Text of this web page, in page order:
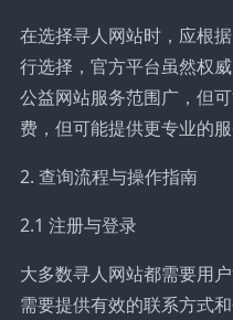
在选择寻人网站时，应根
行选择，官方平台虽然权
公益网站服务范围广，但
费，但可能提供更专业的服
2. 查询流程与操作指南
2.1 注册与登录
大多数寻人网站都需要用
需要提供有效的联系方式